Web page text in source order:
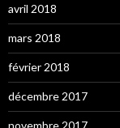
avril 2018
mars 2018
février 2018
décembre 2017
novembre 2017